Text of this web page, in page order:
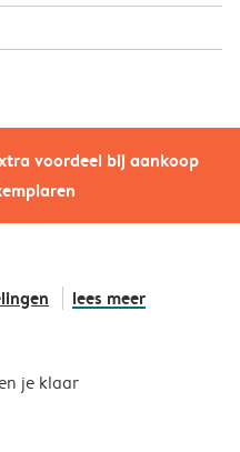
voordeel bij aankoop
lees meer
je klaar